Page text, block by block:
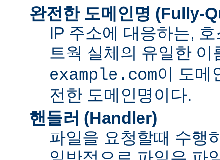
완전한 도메인명 (Fully-
IP 주소에 대응하는,
트웍 실체의 유일한
example.com이 도메
전한 도메인명이다.
핸들러 (Handler)
파일을 요청할때 수행